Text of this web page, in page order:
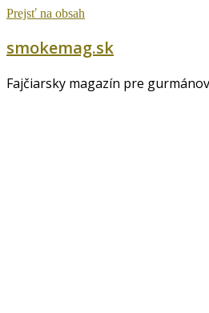
Prejsť na obsah
smokemag.sk
Fajčiarsky magazín pre